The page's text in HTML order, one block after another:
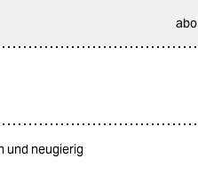
abo
und neugierig